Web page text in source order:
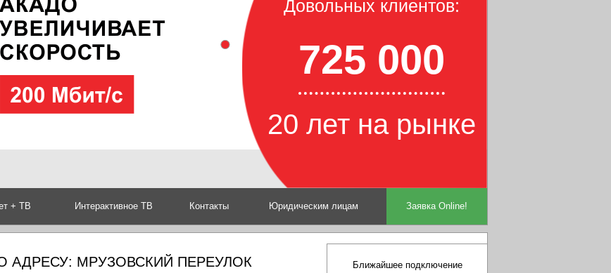
Довольных клиентов:
725 000
20 лет на рынке
+ ТВ Интерактивное ТВ Контакты Юридическим лицам Заявка Online!
Ближайшее подключение
АДРЕСУ: МРУЗОВСКИЙ ПЕРЕУЛОК